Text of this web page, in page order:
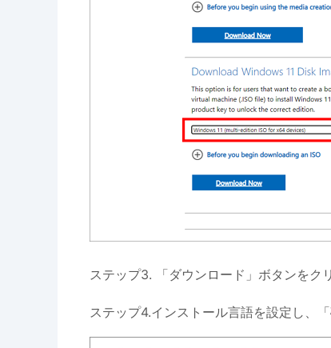
ステップ3. 「ダウンロード」ボタンをク
ステップ4.インストール言語を設定し、